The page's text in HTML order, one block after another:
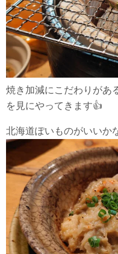
焼き加減にこだわりがあ
を見にやってきます👍
北海道ぽいものがいいか